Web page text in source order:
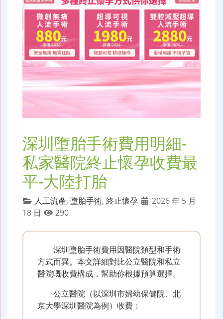
深圳墮胎手術費用明細-
私家醫院終止懷孕收費最
平-大陸打胎
人工流產, 墮胎手術, 終止懷孕
2026 年 5 月
18 日
290
深圳墮胎手術費用因醫院類型和手術
方式而異。本文詳細對比公立醫院和私立
醫院嘅收費構成，幫助你根據預算選擇。
公立醫院（以深圳市婦幼保健院、北
京大學深圳醫院為例）收費：